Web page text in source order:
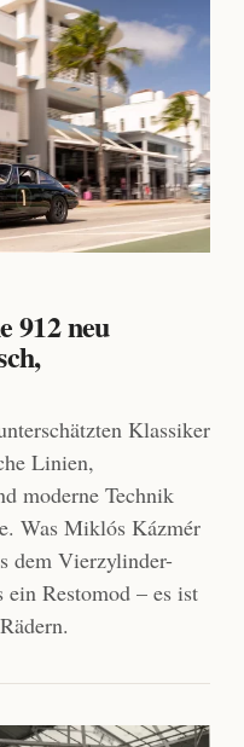
912 neu
Klassiker
Linien,
moderne Technik
Was Miklós Kázmér
dem Vierzylinder-
Restomod – es ist